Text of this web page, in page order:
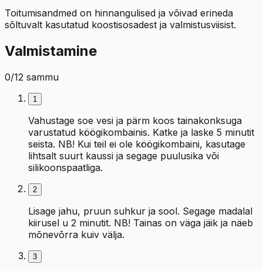
Toitumisandmed on hinnangulised ja võivad erineda
sõltuvalt kasutatud koostisosadest ja valmistusviisist.
Valmistamine
0/12 sammu
1
Vahustage soe vesi ja pärm koos tainakonksuga
varustatud köögikombainis. Katke ja laske 5 minutit
seista. NB! Kui teil ei ole köögikombaini, kasutage
lihtsalt suurt kaussi ja segage puulusika või
silikoonspaatliga.
2
Lisage jahu, pruun suhkur ja sool. Segage madalal
kiirusel u 2 minutit. NB! Tainas on väga jäik ja näeb
mõnevõrra kuiv välja.
3